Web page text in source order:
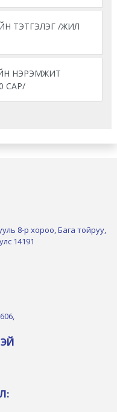
ТЭТГЭЛЭГ /ЖИЛ
НЭРЭМЖИТ
САР/
8-р хороо, Бага тойруу,
14191